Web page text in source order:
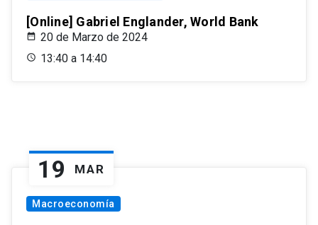
[Online] Gabriel Englander, World Bank
20 de Marzo de 2024
13:40 a 14:40
19 MAR
Macroeconomía